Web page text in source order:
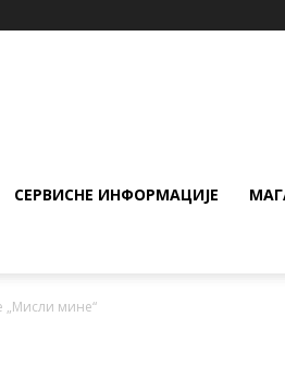
СЕРВИСНЕ ИНФОРМАЦИЈЕ
„Мисли мине“